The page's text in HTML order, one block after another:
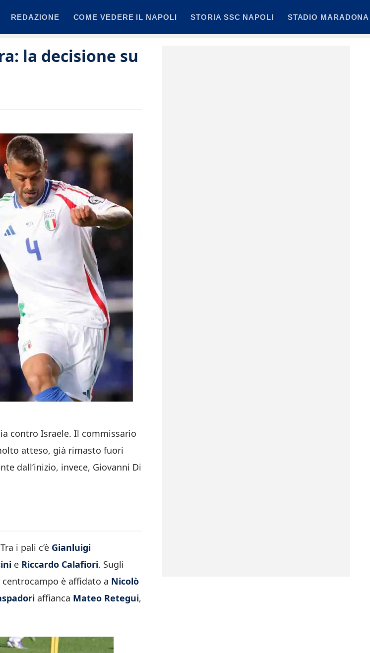
REDAZIONE COME VEDERE IL NAPOLI STORIA SSC NAPOLI STADIO MARADONA
la decisione su
contro Israele. Il commissario
atteso, già rimasto fuori
dall’inizio, invece, Giovanni Di
i pali c’è Gianluigi
e Riccardo Calafiori. Sugli
è affidato a Nicolò
affianca Mateo Retegui,